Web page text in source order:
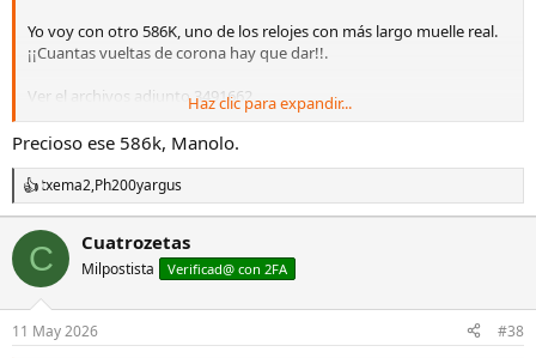
Yo voy con otro 586K, uno de los relojes con más largo muelle real.
¡¡Cuantas vueltas de corona hay que dar!!.
Ver el archivos adjunto 3491662
Un saludo desde Sevilla.
Haz clic para expandir...
Precioso ese 586k, Manolo.
R
e
a
i
o
n
e
txema2,Ph200yargus
C Cuatrozetas
Milpostista Verificad@ con 2FA
11 May 2026 #38